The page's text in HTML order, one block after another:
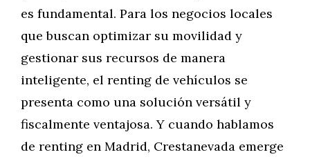
es fundamental. Para los negocios locales
que buscan optimizar su movilidad y
gestionar sus recursos de manera
inteligente, el renting de vehículos se
presenta como una solución versátil y
fiscalmente ventajosa. Y cuando hablamos
de renting en Madrid, Crestanevada emerge